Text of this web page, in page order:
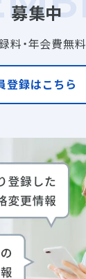
募集中
料・年会費無料
登録はこちら